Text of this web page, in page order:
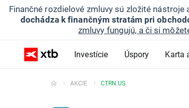
Finančné rozdielové zmluvy sú zložité
dochádza k finančným stratám pri
zmluvy fungujú, a či si
Investície Úspory Karta
AKCIE CTRN.US